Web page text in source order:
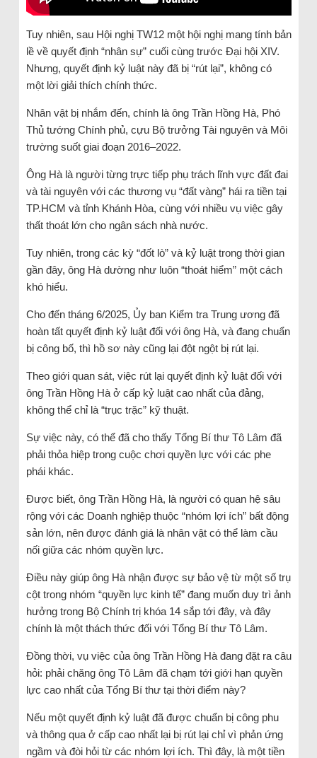
Tuy nhiên, sau Hội nghị TW12 một hội nghị mang tính bản
lề về quyết định “nhân sự” cuối cùng trước Đại hội XIV.
Nhưng, quyết định kỷ luật này đã bị “rút lại”, không có
một lời giải thích chính thức.
Nhân vật bị nhắm đến, chính là ông Trần Hồng Hà, Phó
Thủ tướng Chính phủ, cựu Bộ trưởng Tài nguyên và Môi
trường suốt giai đoạn 2016–2022.
Ông Hà là người từng trực tiếp phụ trách lĩnh vực đất đai
và tài nguyên với các thương vụ “đất vàng” hái ra tiền tại
TP.HCM và tỉnh Khánh Hòa, cùng với nhiều vụ việc gây
thất thoát lớn cho ngân sách nhà nước.
Tuy nhiên, trong các kỳ “đốt lò” và kỷ luật trong thời gian
gần đây, ông Hà dường như luôn “thoát hiểm” một cách
khó hiểu.
Cho đến tháng 6/2025, Ủy ban Kiểm tra Trung ương đã
hoàn tất quyết định kỷ luật đối với ông Hà, và đang chuẩn
bị công bố, thì hồ sơ này cũng lại đột ngột bị rút lại.
Theo giới quan sát, việc rút lại quyết định kỷ luật đối với
ông Trần Hồng Hà ở cấp kỷ luật cao nhất của đảng,
không thể chỉ là “trục trặc” kỹ thuật.
Sự việc này, có thể đã cho thấy Tổng Bí thư Tô Lâm đã
phải thỏa hiệp trong cuộc chơi quyền lực với các phe
phái khác.
Được biết, ông Trần Hồng Hà, là người có quan hệ sâu
rộng với các Doanh nghiệp thuộc “nhóm lợi ích” bất động
sản lớn, nên được đánh giá là nhân vật có thể làm cầu
nối giữa các nhóm quyền lực.
Điều này giúp ông Hà nhận được sự bảo vệ từ một số trụ
cột trong nhóm “quyền lực kinh tế” đang muốn duy trì ảnh
hưởng trong Bộ Chính trị khóa 14 sắp tới đây, và đây
chính là một thách thức đối với Tổng Bí thư Tô Lâm.
Đồng thời, vụ việc của ông Trần Hồng Hà đang đặt ra câu
hỏi: phải chăng ông Tô Lâm đã chạm tới giới hạn quyền
lực cao nhất của Tổng Bí thư tại thời điểm này?
Nếu một quyết định kỷ luật đã được chuẩn bị công phu
và thông qua ở cấp cao nhất lại bị rút lại chỉ vì phản ứng
ngầm và đòi hỏi từ các nhóm lợi ích. Thì đây, là một tiền